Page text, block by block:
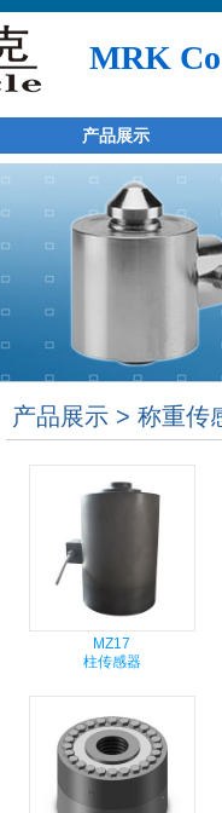
MRK
产品展示
产品展示 > 称重传
MZ17
柱传感器